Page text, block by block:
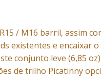
/ M16 barril, assim
existentes e encaixar
conjunto leve (6,85
de trilho Picatinny